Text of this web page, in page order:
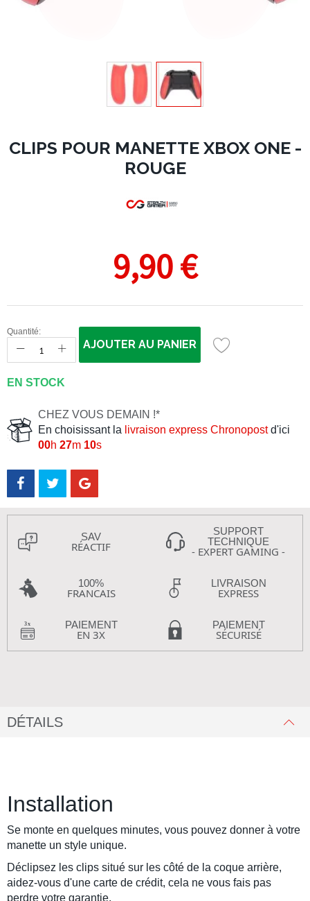
CLIPS POUR MANETTE XBOX ONE -
ROUGE
9,90 €
Quantité:
AJOUTER AU PANIER
EN STOCK
CHEZ VOUS DEMAIN !*
En choisissant la livraison express Chronopostd'ici
00h 27m 10s
SAV
RÉACTIF
SUPPORT
TECHNIQUE
- EXPERT GAMING -
100%
FRANCAIS
LIVRAISON
EXPRESS
PAIEMENT
EN 3X
PAIEMENT
SÉCURISÉ
DÉTAILS
Installation
Se monte en quelques minutes, vous pouvez donner à votre
manette un style unique.
Déclipsez les clips situé sur les côté de la coque arrière,
aidez-vous d'une carte de crédit, cela ne vous fais pas
perdre votre garantie.